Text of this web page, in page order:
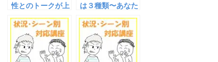
性とのトークが上
ツ
は３種類〜あなた
が得たいのです
か？